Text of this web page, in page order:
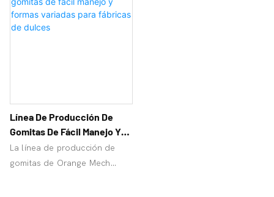
Línea De Producción De
Gomitas De Fácil Manejo Y
Formas Variadas Para
Fábricas De Dulces
La línea de producción de
gomitas de Orange Mech